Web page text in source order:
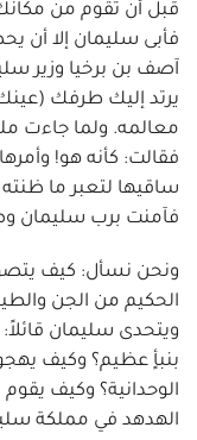
قبل أن تقوم من
فأبى سليمان إلا أن
آصف بن برخيا وزير
يرتد إليك طرفك
معالمه. ولما جاءت
فقالت: كأنه هو!
ساقيها لتعبر ما
فآمنت برب سليمان
ونحن نسأل: كيف
الحكيم من الجن
ويتحدى سليمان
بنبأٍ عظيم؟ وكيف
الوحدانية؟ وكيف
الهدهد في مملكة